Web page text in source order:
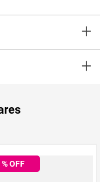
+
sin estabilizantes y con
en la merienda
+
% OFF